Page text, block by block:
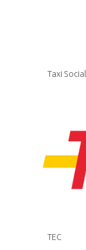
Taxi Social
TEC